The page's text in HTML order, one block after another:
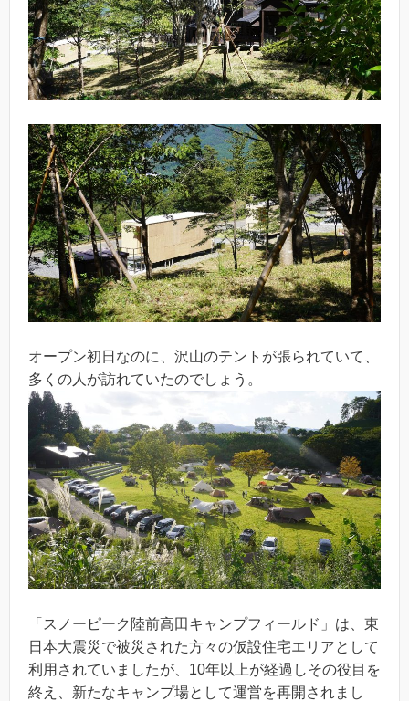
オープン初日なのに、沢山のテントが張られていて、
多くの人が訪れていたのでしょう。
「スノーピーク陸前高田キャンプフィールド」は、東
日本大震災で被災された方々の仮設住宅エリアとして
利用されていましたが、10年以上が経過しその役目を
終え、新たなキャンプ場として運営を再開されまし